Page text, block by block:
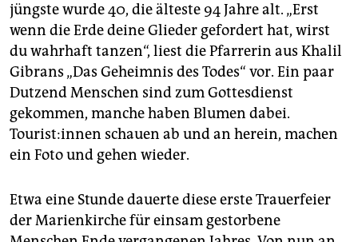
jüngste wurde 40, die älteste 94 Jahre alt. „Erst
wenn die Erde deine Glieder gefordert hat, wirst
du wahrhaft tanzen“, liest die Pfarrerin aus Khalil
Gibrans „Das Geheimnis des Todes“ vor. Ein paar
Dutzend Menschen sind zum Gottesdienst
gekommen, manche haben Blumen dabei.
Tourist:innen schauen ab und an herein, machen
ein Foto und gehen wieder.
Etwa eine Stunde dauerte diese erste Trauerfeier
der Ma­rien­kirche für einsam gestorbene